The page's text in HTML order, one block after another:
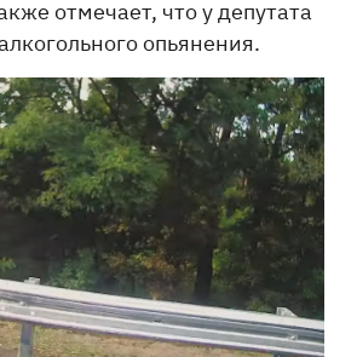
отмечает, что у депутата
опьянения.